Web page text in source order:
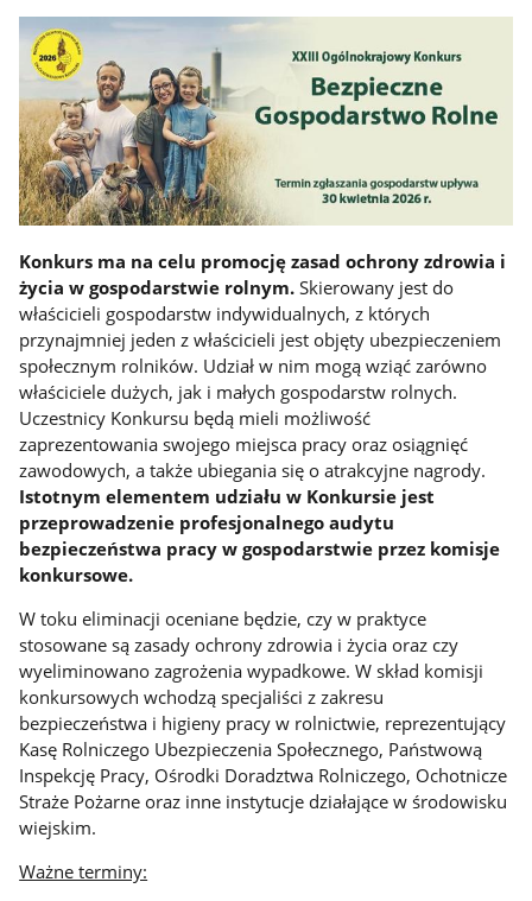
Konkurs ma na celu promocję zasad ochrony zdrowia i
życia w gospodarstwie rolnym. Skierowany jest do
właścicieli gospodarstw indywidualnych, z których
przynajmniej jeden z właścicieli jest objęty ubezpieczeniem
społecznym rolników. Udział w nim mogą wziąć zarówno
właściciele dużych, jak i małych gospodarstw rolnych.
Uczestnicy Konkursu będą mieli możliwość
zaprezentowania swojego miejsca pracy oraz osiągnięć
zawodowych, a także ubiegania się o atrakcyjne nagrody.
Istotnym elementem udziału w Konkursie jest
przeprowadzenie profesjonalnego audytu
bezpieczeństwa pracy w gospodarstwie przez komisje
konkursowe.
W toku eliminacji oceniane będzie, czy w praktyce
stosowane są zasady ochrony zdrowia i życia oraz czy
wyeliminowano zagrożenia wypadkowe. W skład komisji
konkursowych wchodzą specjaliści z zakresu
bezpieczeństwa i higieny pracy w rolnictwie, reprezentujący
Kasę Rolniczego Ubezpieczenia Społecznego, Państwową
Inspekcję Pracy, Ośrodki Doradztwa Rolniczego, Ochotnicze
Straże Pożarne oraz inne instytucje działające w środowisku
wiejskim.
Ważne terminy: